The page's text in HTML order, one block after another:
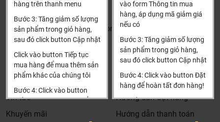
Dịch vụ riêng của Khali Nguyễn dành cho khách hàng:
hàng trên thanh menu
Bước 3: Tăng giảm số lượng
sản phẩm trong giỏ hàng,
sau đó click button Cập nhật
Click vào button Tiếp tục
mua hàng để mua thêm sản
phẩm khác của chúng tôi
Bước 4: Click vào button
Tiến hành thanh toán để
thanh toán đơn hàng của
vào form Thông tin mua
hàng, áp dụng mã giảm giá
nếu có
Bước 3: Tăng giảm số lượng
sản phẩm trong giỏ hàng,
sau đó click button Cập nhật
Bước 4: Click vào button Đặt
hàng để hoàn tất đơn hàng!
Xin cảm ơn khách hàng!!!
Khalinguyen.vn@gmail.com
0904501766
Thông tin
Tìm đại lý & Hợp tác
Tin tức
Khuyến mãi
Thông tin thêm
Hướng dẫn mua hàng
Hướng dẫn đặt hàng
Hướng dẫn thanh toán